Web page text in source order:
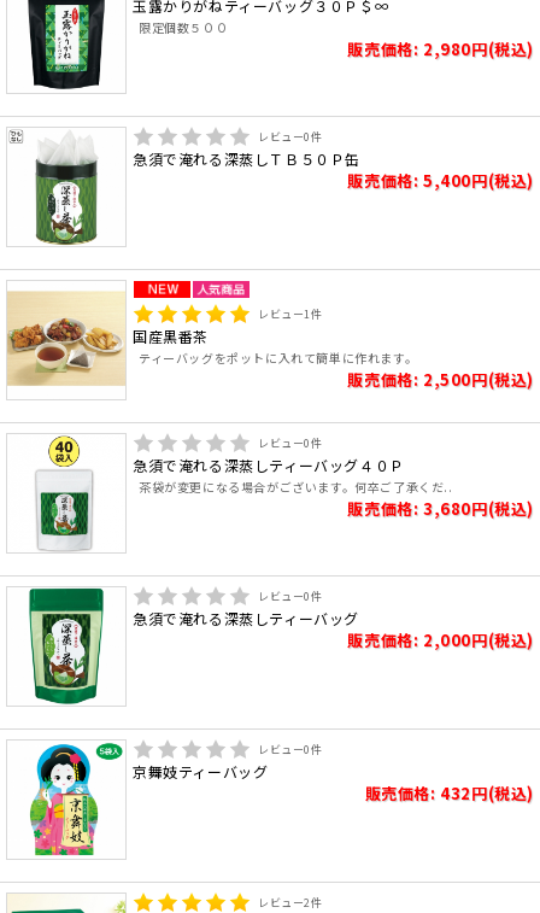
玉露かりがねティーバッグ３０Ｐ＄∞
限定個数５００
販売価格: 2,980円(税込)
レビュー0件
急須で淹れる深蒸しＴＢ５０Ｐ缶
販売価格: 5,400円(税込)
レビュー1件
国産黒番茶
ティーバッグをポットに入れて簡単に作れます。
販売価格: 2,500円(税込)
レビュー0件
急須で淹れる深蒸しティーバッグ４０Ｐ
茶袋が変更になる場合がございます。何卒ご了承くだ..
販売価格: 3,680円(税込)
レビュー0件
急須で淹れる深蒸しティーバッグ
販売価格: 2,000円(税込)
レビュー0件
京舞妓ティーバッグ
販売価格: 432円(税込)
レビュー2件